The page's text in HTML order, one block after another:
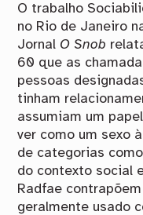
O trabalho
no Rio de Janeiro
Jornal O Snob
60 que as
pessoas
tinham
assumiam um
ver como um sexo
de categorias como
do contexto social
Radfae
geralmente usado